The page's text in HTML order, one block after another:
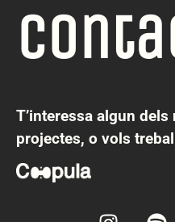
T’interessa algun
projectes, o vols